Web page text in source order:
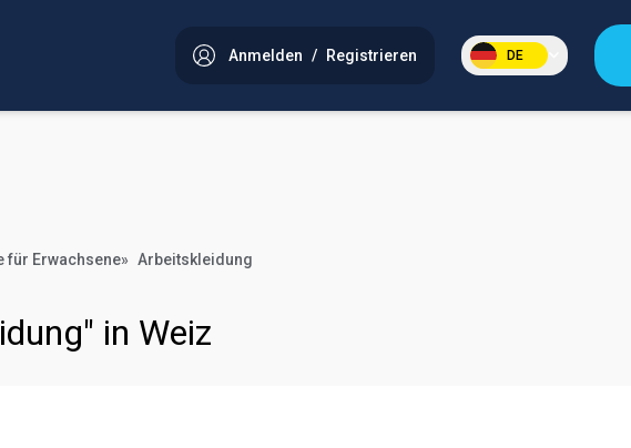
Anmelden / Registrieren DE
für Erwachsene» Arbeitskleidung
in Weiz